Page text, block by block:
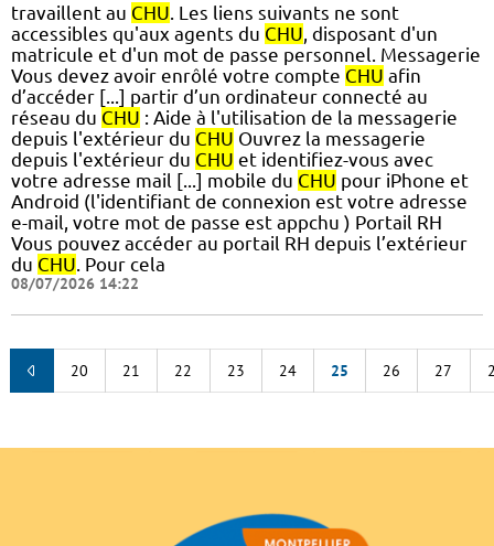
travaillent au CHU. Les liens suivants ne sont
accessibles qu'aux agents du CHU, disposant d'un
matricule et d'un mot de passe personnel. Messagerie
Vous devez avoir enrôlé votre compte CHU afin
d’accéder [...] partir d’un ordinateur connecté au
réseau du CHU : Aide à l'utilisation de la messagerie
depuis l'extérieur du CHU Ouvrez la messagerie
depuis l'extérieur du CHU et identifiez-vous avec
votre adresse mail [...] mobile du CHU pour iPhone et
Android (l'identifiant de connexion est votre adresse
e-mail, votre mot de passe est appchu ) Portail RH
Vous pouvez accéder au portail RH depuis l’extérieur
du CHU. Pour cela
08/07/2026 14:22
20 21 22 23 24 25 26 27